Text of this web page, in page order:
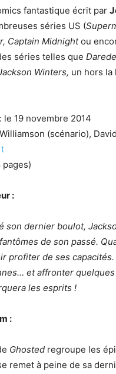
fantastique écrit par
séries US (
Captain Midnightou
séries telles que
Winters, un hors la
: le 19 novembre 2014
(scénario),
pages)
:
son dernier boulot,
de son passé.
profiter de ses
et affronter quelques
les esprits !
:
Ghosted regroupe les
remet à peine de sa